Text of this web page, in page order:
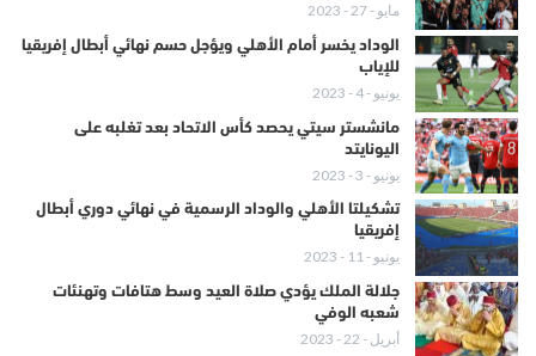
مايو - 27 - 2023
الوداد يخسر أمام الأهلي ويؤجل حسم نهائي أبطال إفريقيا
للإياب
يونيو - 4 - 2023
مانشستر سيتي يحصد كأس الاتحاد بعد تغلبه على
اليونايتد
يونيو - 3 - 2023
تشكيلتا الأهلي والوداد الرسمية في نهائي دوري أبطال
إفريقيا
يونيو - 11 - 2023
جلالة الملك يؤدي صلاة العيد وسط هتافات وتهنئات
شعبه الوفي
أبريل - 22 - 2023